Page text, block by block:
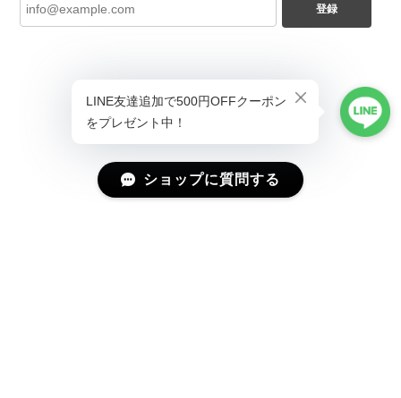
登録
ショップに質問する